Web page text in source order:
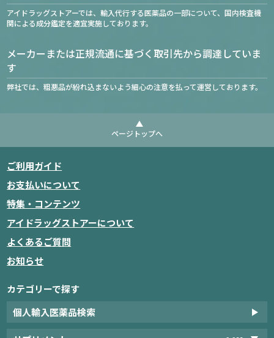
アイドラッグストアーでは、輸入代行する医薬品の一部について、国内検査機
関による成分鑑定を適宜実施しております。
メーカーまたは正規流通に基づく取引先から調達していま
す
弊社では、粗悪品が紛れ込まないよう細心の注意を払って運営しております。
ページトップへ
ご利用ガイド
お支払いについて
特集・コンテンツ
アイドラッグストアーについて
よくあるご質問
お知らせ
カテゴリーで探す
個人輸入医薬品検索